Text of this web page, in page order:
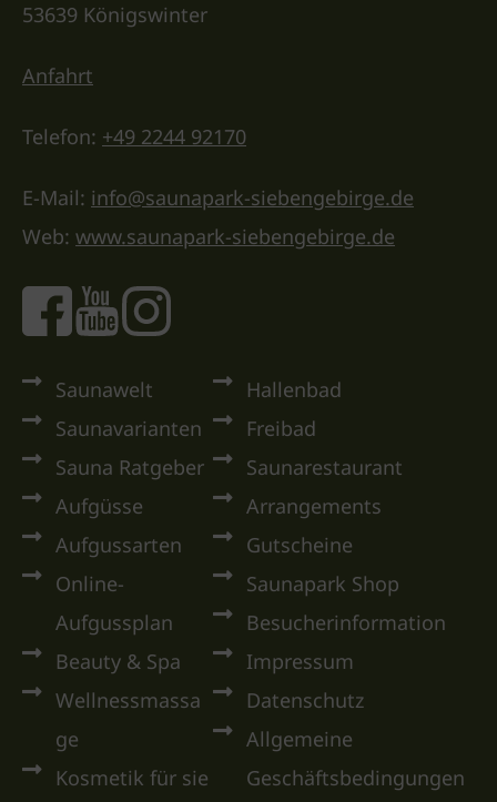
53639 Königswinter
Anfahrt
Telefon: +49 2244 92170
E-Mail: info@saunapark-siebengebirge.de
Web: www.saunapark-siebengebirge.de
Saunawelt
Saunavarianten
Sauna Ratgeber
Aufgüsse
Aufgussarten
Online-
Aufgussplan
Beauty & Spa
Wellnessmassa
ge
Kosmetik für sie
Hallenbad
Freibad
Saunarestaurant
Arrangements
Gutscheine
Saunapark Shop
Besucherinformation
Impressum
Datenschutz
Allgemeine
Geschäftsbedingungen